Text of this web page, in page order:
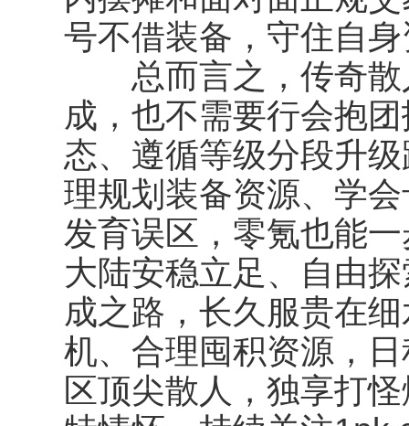
号不借装备，守住自
总而言之，传奇散
成，也不需要行会抱
态、遵循等级分段升
理规划装备资源、学
发育误区，零氪也能
大陆安稳立足、自由
成之路，长久服贵在
机、合理囤积资源，
区顶尖散人，独享打